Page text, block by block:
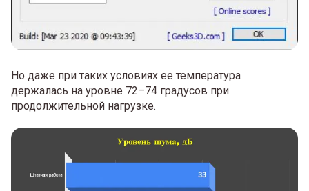
Но даже при таких условиях ее температура
держалась на уровне 72–74 градусов при
продолжительной нагрузке.